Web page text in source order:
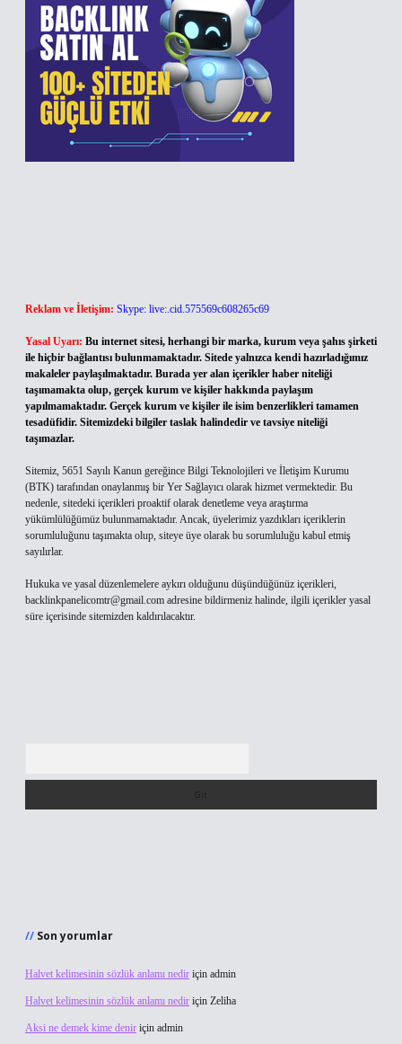
Reklam ve İletişim: Skype: live:.cid.575569c608265c69
Yasal Uyarı: Bu internet sitesi, herhangi bir marka, kurum veya şahıs şirketi
ile hiçbir bağlantısı bulunmamaktadır. Sitede yalnızca kendi hazırladığımız
makaleler paylaşılmaktadır. Burada yer alan içerikler haber niteliği
taşımamakta olup, gerçek kurum ve kişiler hakkında paylaşım
yapılmamaktadır. Gerçek kurum ve kişiler ile isim benzerlikleri tamamen
tesadüfidir. Sitemizdeki bilgiler taslak halindedir ve tavsiye niteliği
taşımazlar.
Sitemiz, 5651 Sayılı Kanun gereğince Bilgi Teknolojileri ve İletişim Kurumu
(BTK) tarafından onaylanmış bir Yer Sağlayıcı olarak hizmet vermektedir. Bu
nedenle, sitedeki içerikleri proaktif olarak denetleme veya araştırma
yükümlülüğümüz bulunmamaktadır. Ancak, üyelerimiz yazdıkları içeriklerin
sorumluluğunu taşımakta olup, siteye üye olarak bu sorumluluğu kabul etmiş
sayılırlar.
Hukuka ve yasal düzenlemelere aykırı olduğunu düşündüğünüz içerikleri,
backlinkpanelicomtr@gmail.com adresine bildirmeniz halinde, ilgili içerikler yasal
süre içerisinde sitemizden kaldırılacaktır.
Son yorumlar
Halvet kelimesinin sözlük anlamı nedir için admin
Halvet kelimesinin sözlük anlamı nedir için Zeliha
Aksi ne demek kime denir için admin